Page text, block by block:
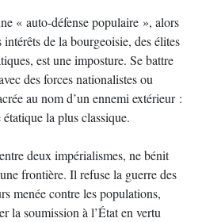
« auto-défense populaire », alors
de la bourgeoisie, des élites
est une imposture. Se battre
des forces nationalistes ou
au nom d’un ennemi extérieur :
la plus classique.
deux impérialismes, ne bénit
frontière. Il refuse la guerre des
menée contre les populations,
la soumission à l’État en vertu